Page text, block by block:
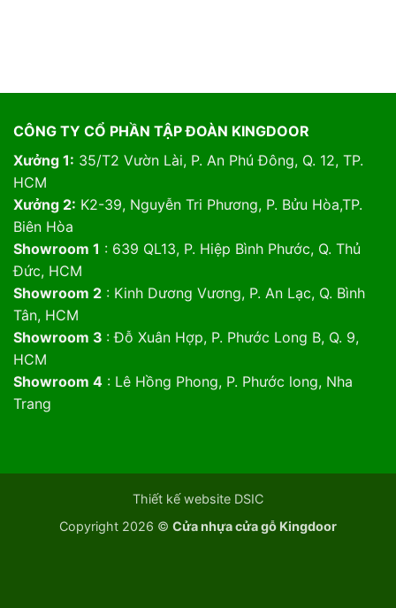
CÔNG TY CỔ PHẦN TẬP ĐOÀN KINGDOOR
Xưởng 1: 35/T2 Vườn Lài, P. An Phú Đông, Q. 12, TP.
HCM
Xưởng 2: K2-39, Nguyễn Tri Phương, P. Bửu Hòa,TP.
Biên Hòa
Showroom 1 : 639 QL13, P. Hiệp Bình Phước, Q. Thủ
Đức, HCM
Showroom 2: Kinh Dương Vương, P. An Lạc, Q. Bình
Tân, HCM
Showroom 3 : Đỗ Xuân Hợp, P. Phước Long B, Q. 9,
HCM
Showroom 4: Lê Hồng Phong, P. Phước long, Nha
Trang
Thiết kế website DSIC
Copyright 2026 © Cửa nhựa cửa gỗ Kingdoor